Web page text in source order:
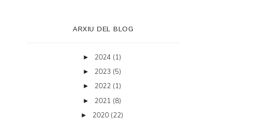
ARXIU DEL BLOG
► 2024 (1)
► 2023 (5)
► 2022 (1)
► 2021 (8)
► 2020 (22)